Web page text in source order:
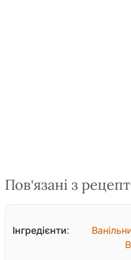
Пов'язані з
Інгредієнти: